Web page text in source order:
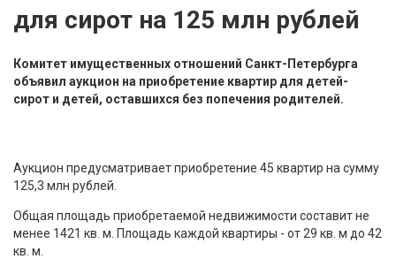
для сирот на 125 млн рублей
Комитет имущественных отношений Санкт-Петербурга
объявил аукцион на приобретение квартир для детей-
сирот и детей, оставшихся без попечения родителей.
Аукцион предусматривает приобретение 45 квартир на сумму
125,3 млн рублей.
Общая площадь приобретаемой недвижимости составит не
менее 1421 кв. м. Площадь каждой квартиры - от 29 кв. м до 42
кв. м.